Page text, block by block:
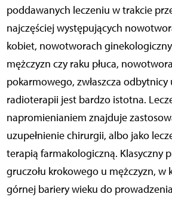
poddawanych leczeniu w trakcie
najczęściej występujących
kobiet, nowotworach
mężczyzn czy raku płuca,
pokarmowego, zwłaszcza odbytnicy
radioterapii jest bardzo istotna.
napromienianiem znajduje
uzupełnienie chirurgii, albo jako
terapią farmakologiczną. Klasyczny
gruczołu krokowego u mężczyzn, w
górnej bariery wieku do